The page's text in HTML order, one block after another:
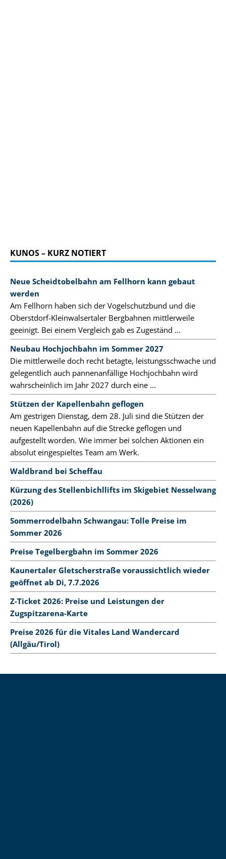
KUNOS – KURZ NOTIERT
Neue Scheidtobelbahn am Fellhorn kann gebaut
werden
Am Fellhorn haben sich der Vogelschutzbund und die
Oberstdorf-Kleinwalsertaler Bergbahnen mittlerweile
geeinigt. Bei einem Vergleich gab es Zugeständ ...
Neubau Hochjochbahn im Sommer 2027
Die mittlerweile doch recht betagte, leistungsschwache und
gelegentlich auch pannenanfällige Hochjochbahn wird
wahrscheinlich im Jahr 2027 durch eine ...
Stützen der Kapellenbahn geflogen
Am gestrigen Dienstag, dem 28. Juli sind die Stützen der
neuen Kapellenbahn auf die Strecke geflogen und
aufgestellt worden. Wie immer bei solchen Aktionen ein
absolut eingespieltes Team am Werk.
Waldbrand bei Scheffau
Kürzung des Stellenbichllifts im Skigebiet Nesselwang
(2026)
Sommerrodelbahn Schwangau: Tolle Preise im
Sommer 2026
Preise Tegelbergbahn im Sommer 2026
Kaunertaler Gletscherstraße voraussichtlich wieder
geöffnet ab Di, 7.7.2026
Z-Ticket 2026: Preise und Leistungen der
Zugspitzarena-Karte
Preise 2026 für die Vitales Land Wandercard
(Allgäu/Tirol)